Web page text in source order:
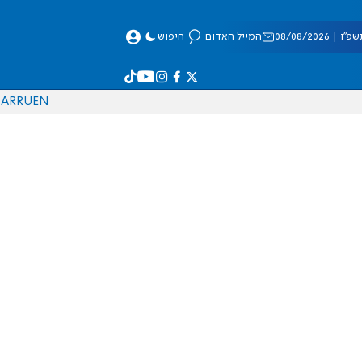
08/2026 המייל האדום חיפוש
EN
RU
AR